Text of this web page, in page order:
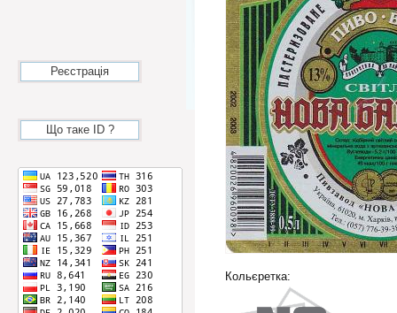
Реєстрація
Що таке ID ?
Кольєретка: